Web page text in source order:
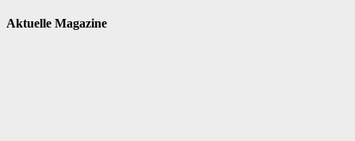
Aktuelle Magazine